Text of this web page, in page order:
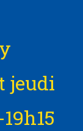
jeudi